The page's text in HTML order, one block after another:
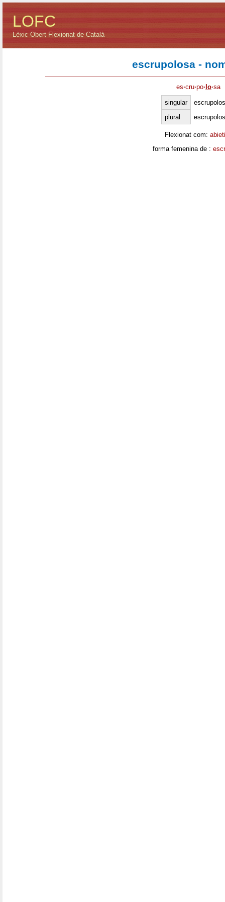
LOFC
Lèxic Obert Flexionat de Català
escrupolosa -
es·cru·po· lo·sa
singular
plural
Flexionat com:
forma femenina de :